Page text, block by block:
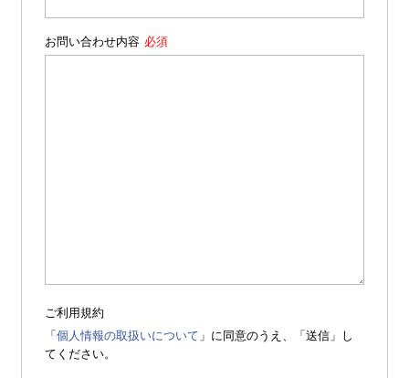
お問い合わせ内容
ご利用規約
「個人情報の取扱いについて 」に同意のうえ、「送信」し
てください。